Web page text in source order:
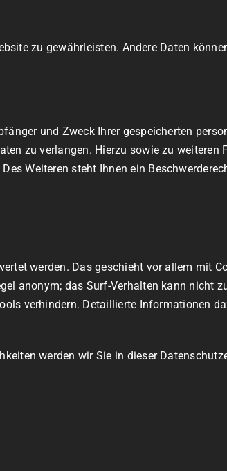
zu gewährleisten. Andere Daten
und Zweck Ihrer gespeicherten
zu verlangen. Hierzu sowie zu
Weiteren steht Ihnen ein
werden. Das geschieht vor allem mit
anonym; das Surf-Verhalten kann nicht
verhindern. Detaillierte Informationen
werden wir Sie in dieser